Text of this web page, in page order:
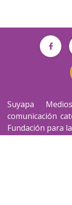
Suyapa
comunicación
Fundación para